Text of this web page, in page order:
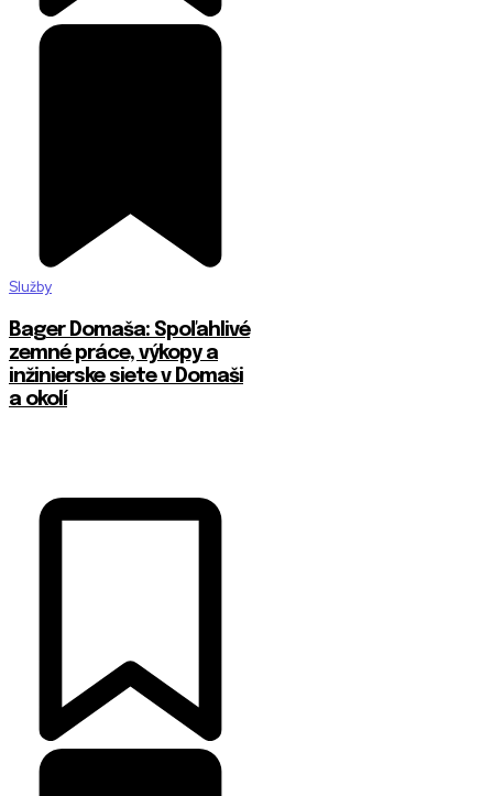
Služby
Bager Domaša: Spoľahlivé
zemné práce, výkopy a
inžinierske siete v Domaši
a okolí